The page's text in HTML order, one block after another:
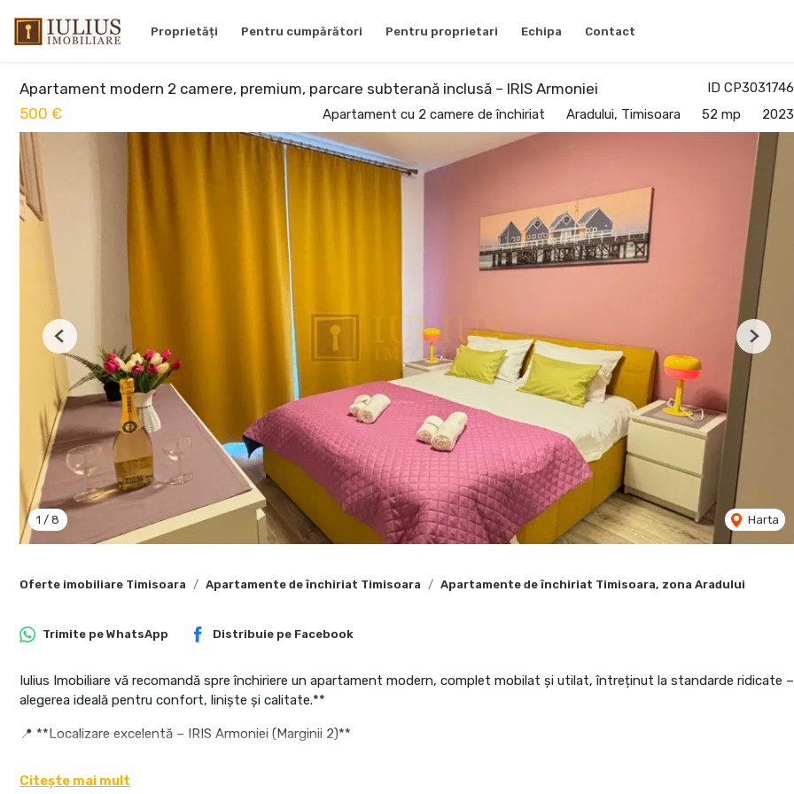
Proprietăți Pentru cumpărători Pentru proprietari Echipa Contact
ID CP3031746
Apartament modern 2 camere, premium, parcare subterană inclusă – IRIS Armoniei
500 €
Apartament cu 2 camere de închiriat Aradului, Timisoara 52 mp 2023
1 / 8 Harta
Previous Next
Oferte imobiliare Timisoara Apartamente de închiriat Timisoara Apartamente de închiriat Timisoara, zona Aradului
Trimite pe WhatsApp Distribuie pe Facebook
Iulius Imobiliare vă recomandă spre închiriere un apartament modern, complet mobilat și utilat, întreținut la standarde ridicate –
alegerea ideală pentru confort, liniște și calitate.**
📍 **Localizare excelentă – IRIS Armoniei (Marginii 2)**
Citește mai mult